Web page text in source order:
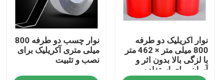
دربارهی ما
کارخانه تور
کنترل کیفیت
نوار اکریلیک دو طرفه
800 میلی متر × 462 متر
با لزگی بالا بدون اثر و
آسان برای استفاده
نوار چسب دو طرفه 800
میلی متری آکریلیک برای
نصب و تثبیت